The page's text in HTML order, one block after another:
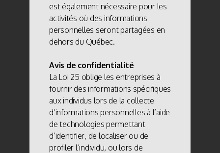
est également nécessaire pour les
activités où des informations
personnelles seront partagées en
dehors du Québec.
Avis de confidentialité
La Loi 25 oblige les entreprises à
fournir des informations spécifiques
aux individus lors de la collecte
d’informations personnelles à l’aide
de technologies permettant
d’identifier, de localiser ou de
profiler l’individu, ou lors de